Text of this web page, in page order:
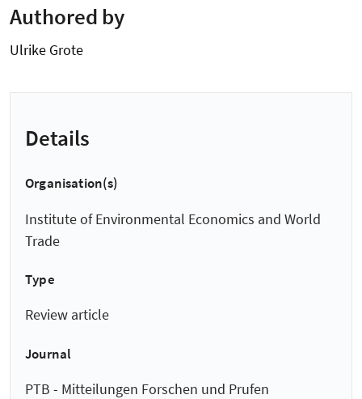
Authored by
Ulrike Grote
Details
Organisation(s)
Institute of Environmental Economics and World
Trade
Type
Review article
Journal
PTB - Mitteilungen Forschen und Prufen